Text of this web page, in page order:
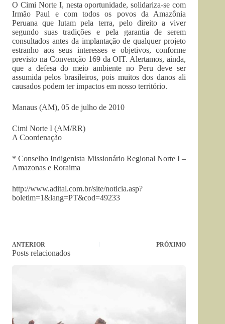
O Cimi Norte I, nesta oportunidade, solidariza-se com
Irmão Paul e com todos os povos da Amazônia
Peruana que lutam pela terra, pelo direito a viver
segundo suas tradições e pela garantia de serem
consultados antes da implantação de qualquer projeto
estranho aos seus interesses e objetivos, conforme
previsto na Convenção 169 da OIT. Alertamos, ainda,
que a defesa do meio ambiente no Peru deve ser
assumida pelos brasileiros, pois muitos dos danos ali
causados podem ter impactos em nosso território.
Manaus (AM), 05 de julho de 2010
Cimi Norte I (AM/RR)
A Coordenação
* Conselho Indigenista Missionário Regional Norte I –
Amazonas e Roraima
http://www.adital.com.br/site/noticia.asp?
boletim=1&lang=PT&cod=49233
ANTERIOR PRÓXIMO
Posts relacionados